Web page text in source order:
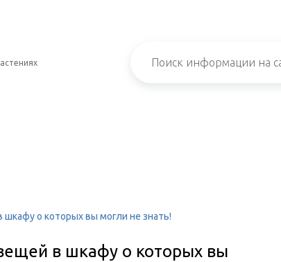
о которых вы могли не знать!
в шкафу о которых вы